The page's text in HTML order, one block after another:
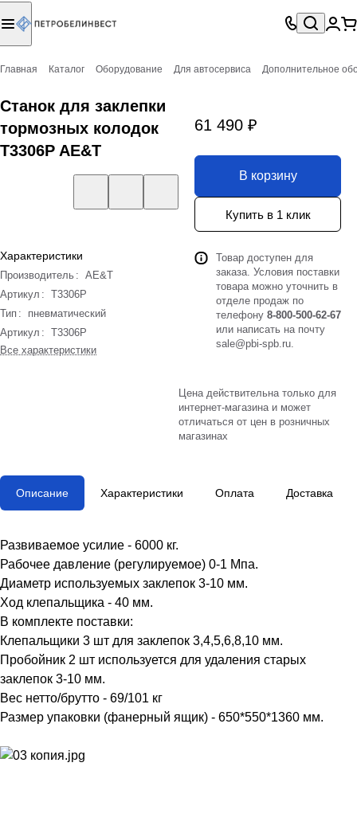
Главная Каталог Оборудование Для автосервиса Дополнительное
Станок для заклепки
тормозных колодок
T3306P AE&T
Характеристики
Производитель : AE&T
Артикул : T3306P
Тип :
пневматический
Артикул : T3306P
Все характеристики
61 490 ₽
В корзину
Купить в 1 клик
Товар доступен для
заказа. Условия поставки
товара можно уточнить в
отделе продаж по
телефону 8-800-500-62-67
или написать на почту
sale@pbi-spb.ru.
Цена действительна только для
интернет-магазина и может
отличаться от цен в розничных
магазинах
Описание Характеристики Оплата Доставка
Развиваемое усилие - 6000 кг.
Рабочее давление (регулируемое) 0-1 Мпа.
Диаметр используемых заклепок 3-10 мм.
Ход клепальщика - 40 мм.
В комплекте поставки:
Клепальщики 3 шт для заклепок 3,4,5,6,8,10 мм.
Пробойник 2 шт используется для удаления старых
заклепок 3-10 мм.
Вес нетто/брутто - 69/101 кг
Размер упаковки (фанерный ящик) - 650*550*1360 мм.